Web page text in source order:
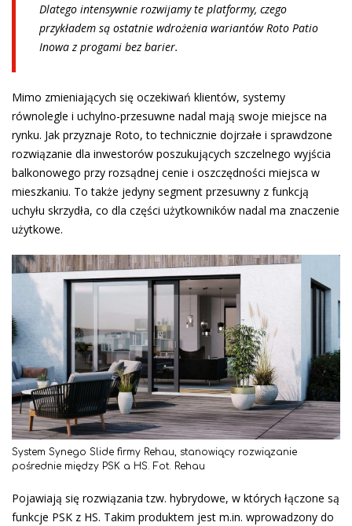
Dlatego intensywnie rozwijamy te platformy, czego
przykładem są ostatnie wdrożenia wariantów Roto Patio
Inowa z progami bez barier.
Mimo zmieniających się oczekiwań klientów, systemy
równolegle i uchylno-przesuwne nadal mają swoje miejsce na
rynku. Jak przyznaje Roto, to technicznie dojrzałe i sprawdzone
rozwiązanie dla inwestorów poszukujących szczelnego wyjścia
balkonowego przy rozsądnej cenie i oszczędności miejsca w
mieszkaniu. To także jedyny segment przesuwny z funkcją
uchyłu skrzydła, co dla części użytkowników nadal ma znaczenie
użytkowe.
System Synego Slide firmy Rehau, stanowiący rozwiązanie
pośrednie między PSK a HS. Fot. Rehau
Pojawiają się rozwiązania tzw. hybrydowe, w których łączone są
funkcje PSK z HS. Takim produktem jest m.in. wprowadzony do